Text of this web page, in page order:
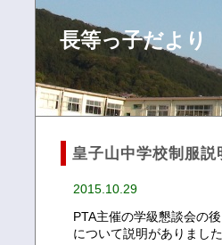
長等っ子だより
皇子山中学校制服説
2015.10.29
PTA主催の学級懇談会の
について説明がありました